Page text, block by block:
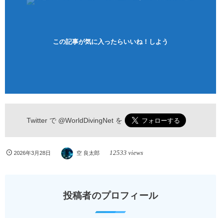
この記事が気に入ったらいいね！しよう
Twitter で @WorldDivingNetを
2026年3月28日 空 良太郎 12533 views
投稿者のプロフィール